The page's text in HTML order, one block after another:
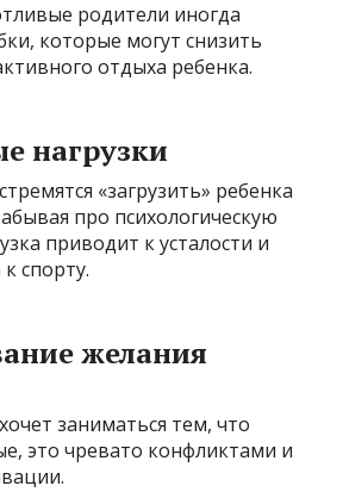
родители иногда
которые могут снизить
отдыха ребенка.
нагрузки
«загрузить» ребенка
про психологическую
приводит к усталости и
спорту.
желания
заниматься тем, что
это чревато конфликтами и